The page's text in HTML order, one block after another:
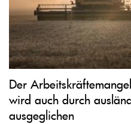
Der
wird auch durch
ausgeglichen